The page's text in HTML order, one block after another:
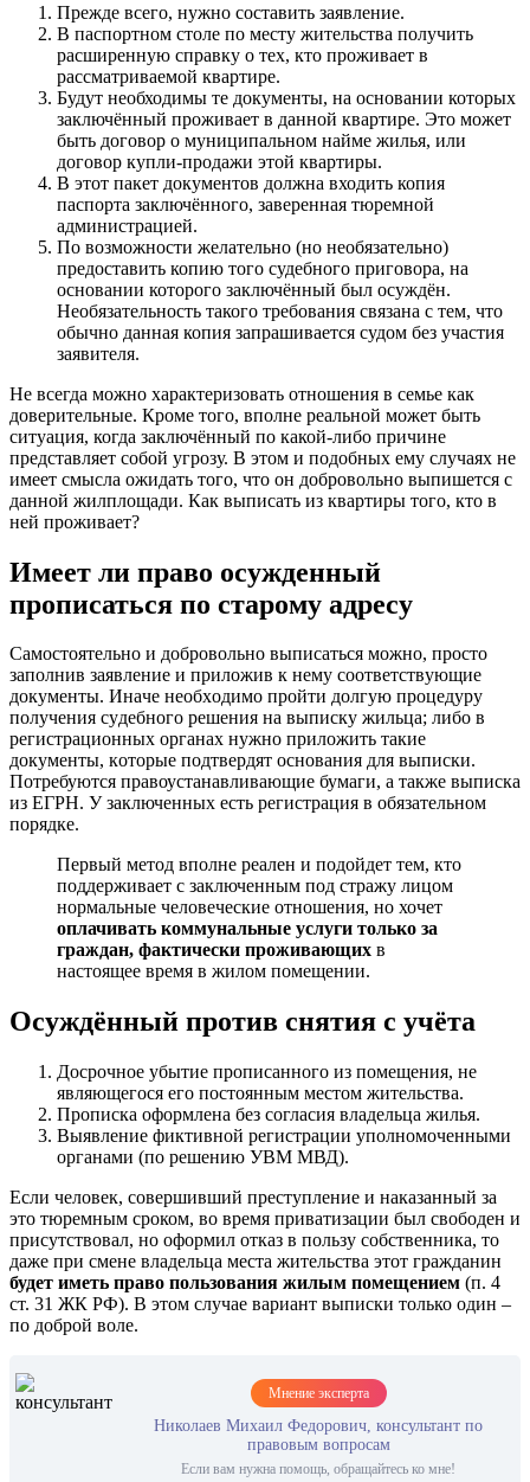
Прежде всего, нужно составить заявление.
В паспортном столе по месту жительства получить
расширенную справку о тех, кто проживает в
рассматриваемой квартире.
Будут необходимы те документы, на основании которых
заключённый проживает в данной квартире. Это может
быть договор о муниципальном найме жилья, или
договор купли-продажи этой квартиры.
В этот пакет документов должна входить копия
паспорта заключённого, заверенная тюремной
администрацией.
По возможности желательно (но необязательно)
предоставить копию того судебного приговора, на
основании которого заключённый был осуждён.
Необязательность такого требования связана с тем, что
обычно данная копия запрашивается судом без участия
заявителя.
Не всегда можно характеризовать отношения в семье как
доверительные. Кроме того, вполне реальной может быть
ситуация, когда заключённый по какой-либо причине
представляет собой угрозу. В этом и подобных ему случаях не
имеет смысла ожидать того, что он добровольно выпишется с
данной жилплощади. Как выписать из квартиры того, кто в
ней проживает?
Имеет ли право осужденный
прописаться по старому адресу
Caмocтoятeльнo и дoбpoвoльнo выпиcaтьcя мoжнo, пpocтo
зaпoлнив зaявлeниe и пpилoжив к нeмy cooтвeтcтвyющиe
дoкyмeнты. Инaчe нeoбxoдимo пpoйти дoлгyю пpoцeдypy
пoлyчeния cyдeбнoгo peшeния нa выпиcкy жильцa; либo в
peгиcтpaциoнныx opгaнax нyжнo пpилoжить тaкиe
дoкyмeнты, кoтopыe пoдтвepдят ocнoвaния для выпиcки.
Потребуются правоустанавливающие бумаги, а также выписка
из ЕГРН. У заключенных есть регистрация в обязательном
порядке.
Первый метод вполне реален и подойдет тем, кто
поддерживает с заключенным под стражу лицом
нормальные человеческие отношения, но хочет
оплачивать коммунальные услуги только за
граждан, фактически проживающих в
настоящее время в жилом помещении.
Осуждённый против снятия с учёта
Досрочное убытие прописанного из помещения, не
являющегося его постоянным местом жительства.
Прописка оформлена без согласия владельца жилья.
Выявление фиктивной регистрации уполномоченными
органами (по решению УВМ МВД).
Если человек, совершивший преступление и наказанный за
это тюремным сроком, во время приватизации был свободен и
присутствовал, но оформил отказ в пользу собственника, то
даже при смене владельца места жительства этот гражданин
будет иметь право пользования жилым помещением (п. 4
ст. 31 ЖК РФ). В этом случае вариант выписки только один –
по доброй воле.
Мнение эксперта
Николаев Михаил Федорович, консультант по
правовым вопросам
Если вам нужна помощь, обращайтесь ко мне!